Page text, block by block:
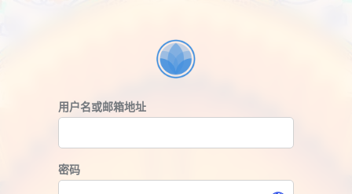
用户名或邮箱地址
密码